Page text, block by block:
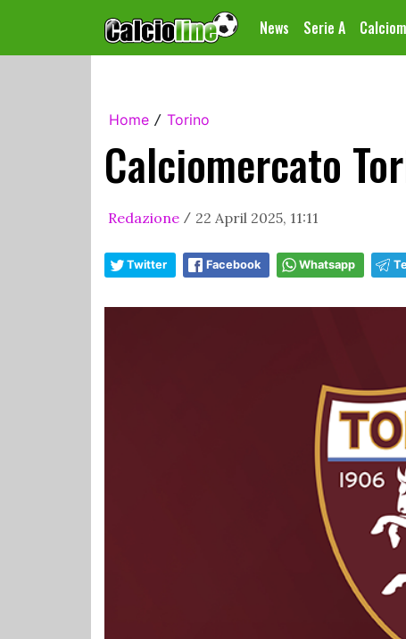
News Serie A
Home / Torino
Calciomercato
Redazione / 22 April 2025, 11:11
Twitter Facebook Whatsapp